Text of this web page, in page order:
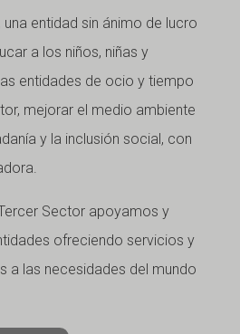
, una entidad sin ánimo de lucro
a los niños, niñas y
entidades de ocio y tiempo
mejorar el medio ambiente
y la inclusión social, con
Sector apoyamos y
ofreciendo servicios y
a las necesidades del mundo